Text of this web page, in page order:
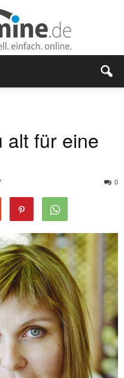
alt für eine
0